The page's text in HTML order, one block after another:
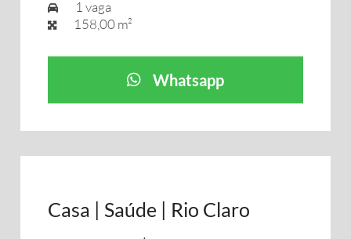
1 vaga
158,00 m²
Whatsapp
Casa | Saúde | Rio Claro